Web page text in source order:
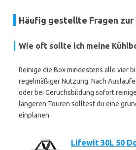
Häufig gestellte Fragen zur
Wie oft sollte ich meine
Reinige die Box mindestens alle vier
regelmäßiger Nutzung. Nach
oder bei Geruchsbildung sofort
längeren Touren solltest du eine
einplanen.
Lifewit 30L 50